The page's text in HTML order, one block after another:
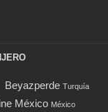
Beyazperde Turquía
México México